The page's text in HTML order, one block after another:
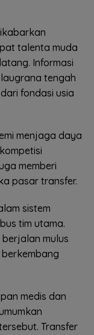
talenta muda
Informasi
tengah
fondasi usia
menjaga daya
memberi
pasar transfer.
sistem
tim utama.
mulus
medis dan
Transfer